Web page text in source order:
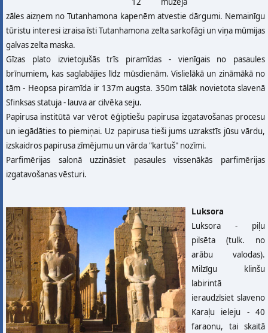
zāles aizņem no Tutanhamona kapenēm atvestie dārgumi. Nemainīgu
tūristu interesi izraisa īsti Tutanhamona zelta sarkofāgi un viņa mūmijas
galvas zelta maska.
Gīzas plato izvietojušās trīs piramīdas - vienīgais no pasaules
brīnumiem, kas saglabājies līdz mūsdienām. Vislielākā un zināmākā no
tām - Heopsa piramīda ir 137m augsta. 350m tālāk novietota slavenā
Sfinksas statuja - lauva ar cilvēka seju.
Papirusa institūtā var vērot ēģiptiešu papirusa izgatavošanas procesu
un iegādāties to piemiņai. Uz papirusa tieši jums uzrakstīs jūsu vārdu,
izskaidros papirusa zīmējumu un vārda "kartuš" nozīmi.
Parfimērijas salonā uzzināsiet pasaules vissenākās parfimērijas
izgatavošanas vēsturi.
Luksora
Luksora - piļu
pilsēta (tulk. no
arābu valodas).
Milzīgu klinšu
labirintā
ieraudzīsiet slaveno
Karaļu ieleju - 40
faraonu, tai skaitā